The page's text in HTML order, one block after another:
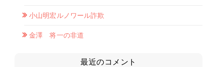
小山明宏ルノワール詐欺
金澤 将一の非道
最近のコメント